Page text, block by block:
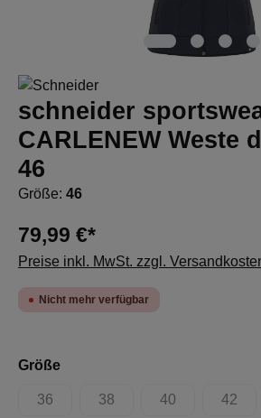
schneider
CARLENEW Weste
46
Größe: 46
79,99 €*
Preise inkl. MwSt. zzgl.
Nicht mehr verfügbar
Größeauswählen
36
(Diese Option ist zurzeit nicht
38
(Diese Option ist zurzeit
40
(Diese Option
42